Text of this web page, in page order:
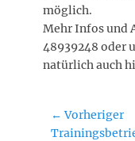
möglich.
Mehr Infos und
48939248 oder
natürlich auch
← Vorheriger
Vorheriger